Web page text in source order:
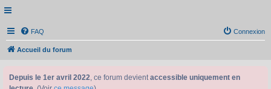
FAQ Connexion
Accueil du forum
Depuis le 1er avril 2022, ce forum devientaccessible uniquement en